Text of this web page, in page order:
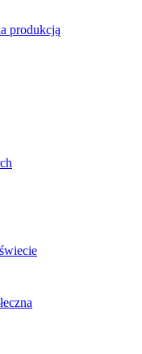
produkcją